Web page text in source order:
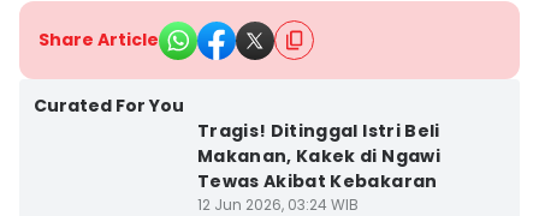
Share Article
Curated For You
Tragis! Ditinggal Istri Beli
Makanan, Kakek di Ngawi
Tewas Akibat Kebakaran
12 Jun 2026, 03:24 WIB